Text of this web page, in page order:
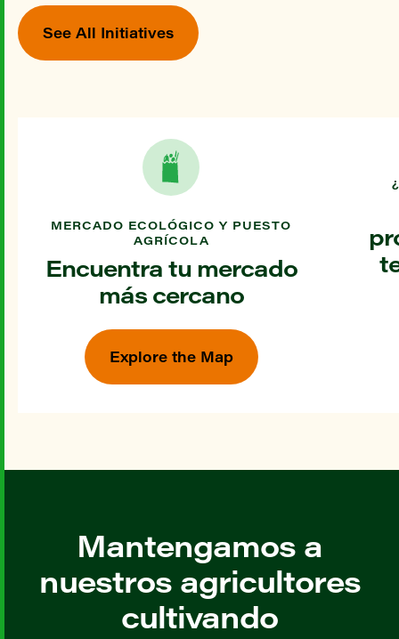
See All Initiatives
MERCADO ECOLÓGICO Y PUESTO
AGRÍCOLA
Encuentra tu mercado
más cercano
Explore the Map
Mantengamos a
nuestros agricultores
cultivando